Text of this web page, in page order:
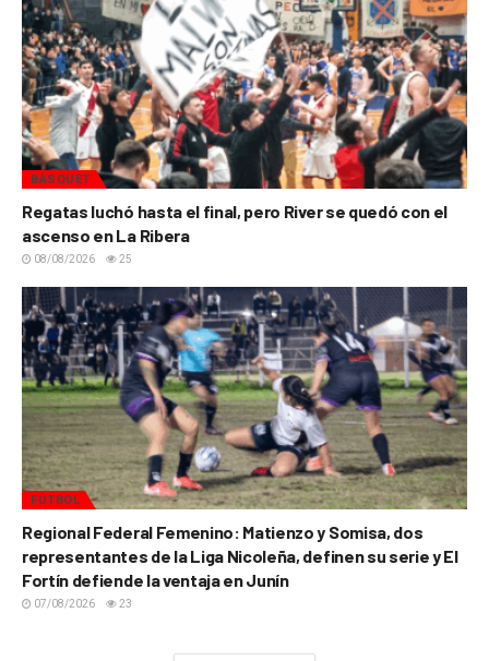
BÁSQUET
Regatas luchó hasta el final, pero River se quedó con el
ascenso en La Ribera
08/08/2026 25
FÚTBOL
Regional Federal Femenino: Matienzo y Somisa, dos
representantes de la Liga Nicoleña, definen su serie y El
Fortín defiende la ventaja en Junín
07/08/2026 23